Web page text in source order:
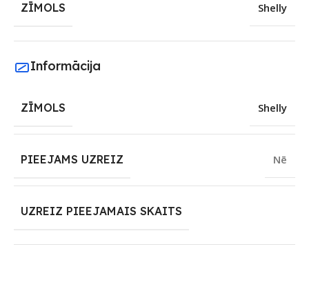
ZĪMOLS Shelly
Informācija
ZĪMOLS Shelly
PIEEJAMS UZREIZ Nē
UZREIZ PIEEJAMAIS SKAITS